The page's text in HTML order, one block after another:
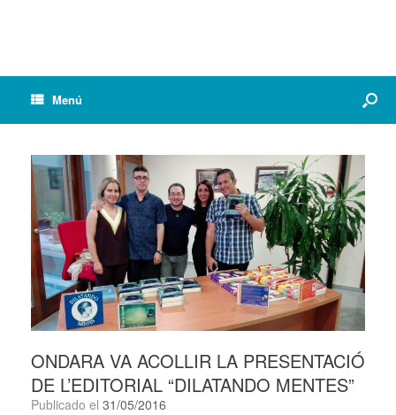
Menú
ONDARA VA ACOLLIR LA PRESENTACIÓ
DE L’EDITORIAL “DILATANDO MENTES”
Publicado el 31/05/2016